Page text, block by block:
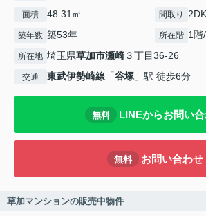
面積 48.31㎡ 間取り 2DK
築年数 築53年 所在階 1階
所在地 埼玉県草加市瀬崎３丁目36-26
交通 東武伊勢崎線 「谷塚 」駅 徒歩6分
無料 LINEからお問い
無料 お問い合わせ
草加マンションの販売中物件